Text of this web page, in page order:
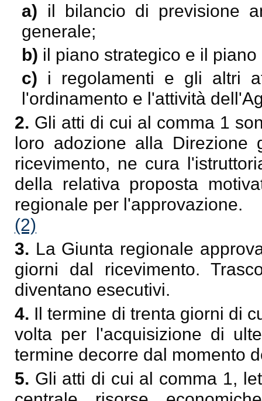
a) il bilancio di previsione
generale;
b) il piano strategico e il
c) i regolamenti e gli altri
l'ordinamento e l'attività
2. Gli atti di cui al comma 1
loro adozione alla Direzione
ricevimento, ne cura
della relativa proposta
regionale per l'approvazione.
(2)
3. La Giunta regionale
giorni dal ricevimento.
diventano esecutivi.
4. Il termine di trenta giorni di
volta per l'acquisizione di
termine decorre dal momento
5. Gli atti di cui al comma 1,